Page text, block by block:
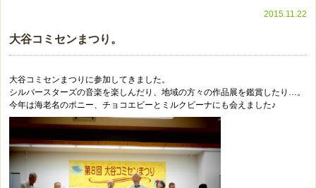
2015.11.22
大谷コミセンまつり。
大谷コミセンまつりに参加してきました。
シルバースターズの音楽を楽しんだり、地域の方々の作品展を鑑賞したり…。
今年は海老名のポニー、チョコエビーとミルクビーナにも会えました♪